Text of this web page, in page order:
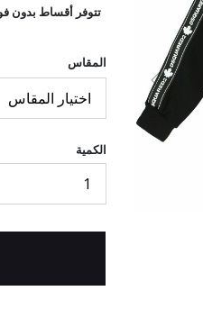
السابق
تتوفر أقساط بدون
المقاس
اختيار المقاس
الكمية
1